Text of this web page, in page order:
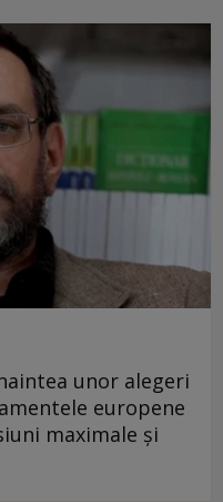
unor alegeri
europene
maximale și